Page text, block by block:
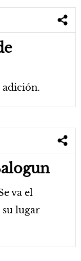
adición.
va el
lugar